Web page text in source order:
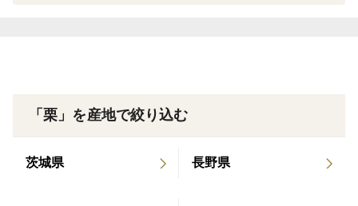
うので選別不可能です)
願います。
「栗」を産地で絞り込む
茨城県 長野県